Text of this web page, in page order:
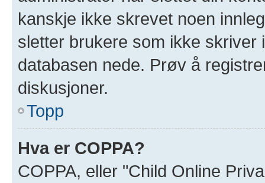
kanskje ikke skrevet noen
sletter brukere som ikke
databasen nede. Prøv å
diskusjoner.
Topp
Hva er COPPA?
COPPA, eller "Child Online